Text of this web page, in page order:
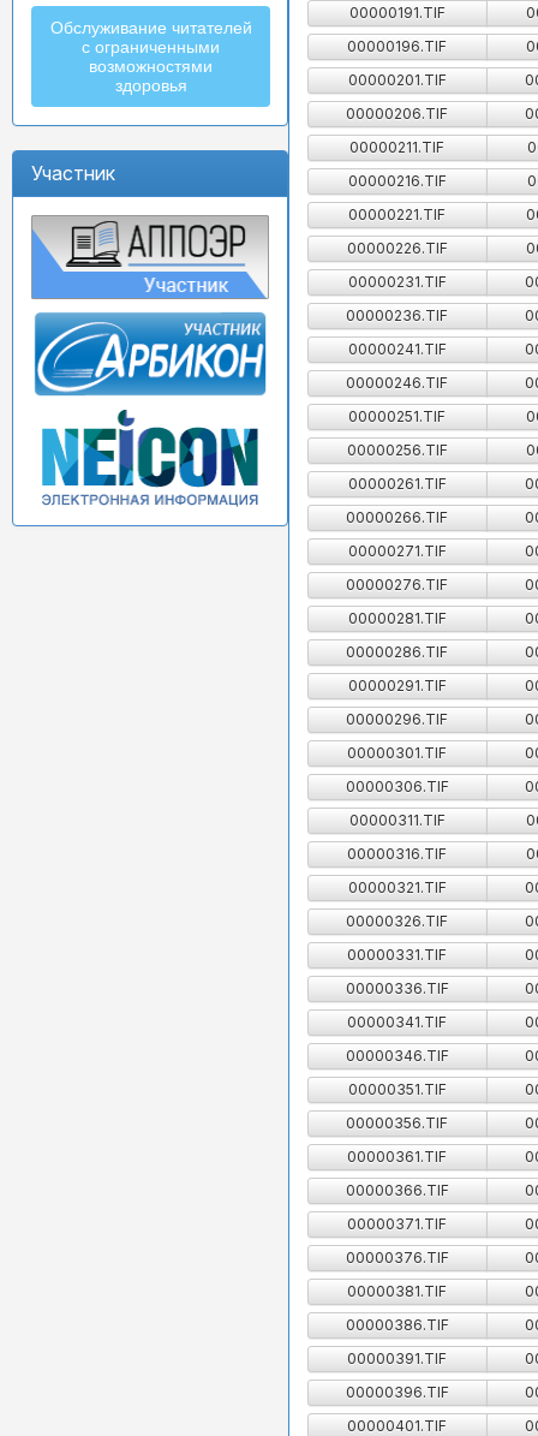
Обслуживание читателей
с ограниченными
возможностями
здоровья
Участник
00000191.TIF
00000196.TIF
00000201.TIF
00000206.TIF
00000211.TIF
00000216.TIF
00000221.TIF
00000226.TIF
00000231.TIF
00000236.TIF
00000241.TIF
00000246.TIF
00000251.TIF
00000256.TIF
00000261.TIF
00000266.TIF
00000271.TIF
00000276.TIF
00000281.TIF
00000286.TIF
00000291.TIF
00000296.TIF
00000301.TIF
00000306.TIF
00000311.TIF
00000316.TIF
00000321.TIF
00000326.TIF
00000331.TIF
00000336.TIF
00000341.TIF
00000346.TIF
00000351.TIF
00000356.TIF
00000361.TIF
00000366.TIF
00000371.TIF
00000376.TIF
00000381.TIF
00000386.TIF
00000391.TIF
00000396.TIF
00000401.TIF